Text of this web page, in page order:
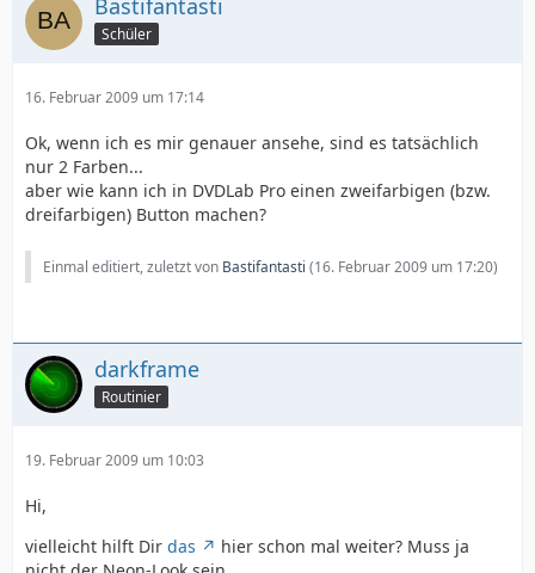
Bastifantasti
Schüler
16. Februar 2009 um 17:14
Ok, wenn ich es mir genauer ansehe, sind es tatsächlich
nur 2 Farben...
aber wie kann ich in DVDLab Pro einen zweifarbigen (bzw.
dreifarbigen) Button machen?
Einmal editiert, zuletzt von Bastifantasti (16. Februar 2009 um 17:20)
darkframe
Routinier
19. Februar 2009 um 10:03
Hi,
vielleicht hilft Dir das
hier schon mal weiter? Muss ja